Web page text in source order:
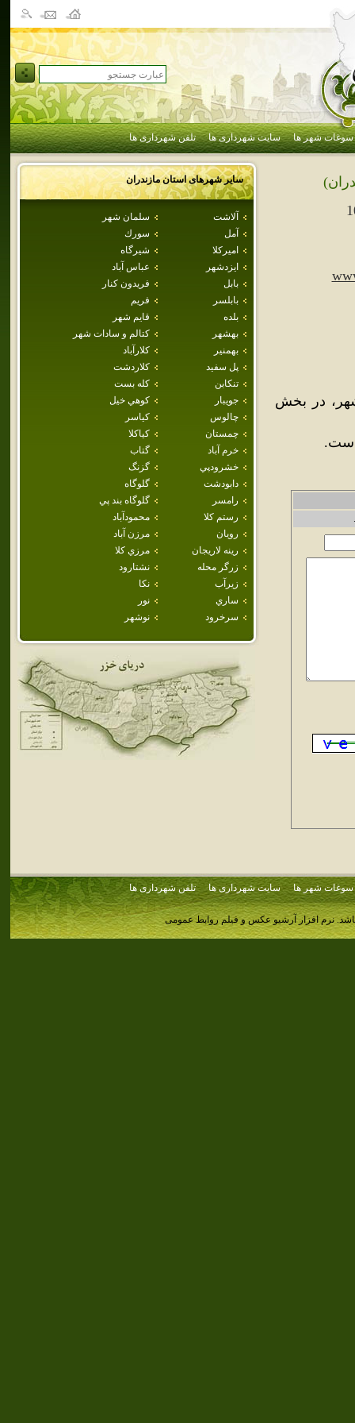
سوغات شهر ها سایت شهرداری ها تلفن شهرداری ها
سایر شهرهای استانمازندران
آلاشت
سلمان شهر
آمل
سورك
اميركلا
شيرگاه
ايزدشهر
عباس آباد
بابل
فريدون كنار
بابلسر
فريم
بلده
قايم شهر
بهشهر
كتالم و سادات شهر
بهمنير
كلارآباد
پل سفيد
كلاردشت
تنكابن
كله بست
جويبار
كوهي خيل
چالوس
كياسر
چمستان
كياكلا
خرم آباد
گتاب
خشرودپي
گزنگ
دابودشت
گلوگاه
رامسر
گلوگاه بند پي
رستم كلا
محمودآباد
رويان
مرزن آباد
رينه لاريجان
مرزي كلا
زرگر محله
نشتارود
زيرآب
نكا
ساري
نور
سرخرود
نوشهر
در بخش
سوغات شهر ها سایت شهرداری ها تلفن شهرداری ها
نرم افزار آرشیو عکس و فیلم روابط عمومی